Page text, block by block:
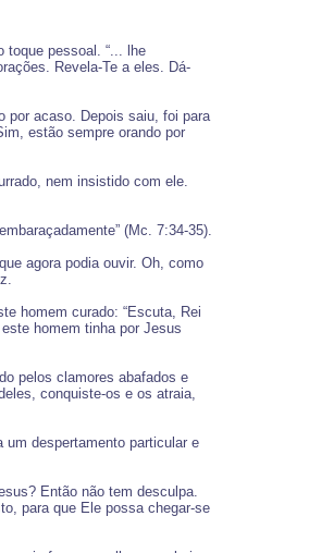
toque pessoal. “... lhe
Revela-Te a eles. Dá-
por acaso. Depois saiu, foi para
estão sempre orando por
nem insistido com ele.
(Mc. 7:34-35).
agora podia ouvir. Oh, como
homem curado: “Escuta, Rei
homem tinha por Jesus
pelos clamores abafados e
conquiste-os e os atraia,
um despertamento particular e
Então não tem desculpa.
para que Ele possa chegar-se